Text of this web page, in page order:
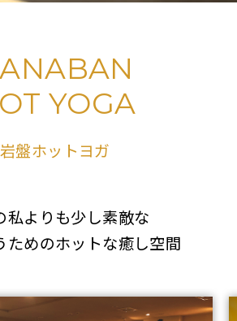
YOGA
岩盤ホットヨガ
私よりも少し素敵な
ためのホットな癒し空間